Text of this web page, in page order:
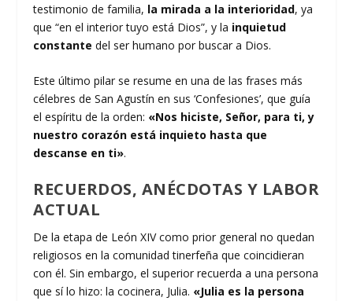
testimonio de familia, la mirada a la interioridad, ya
que “en el interior tuyo está Dios”, y la inquietud
constante del ser humano por buscar a Dios.
Este último pilar se resume en una de las frases más
célebres de San Agustín en sus ‘Confesiones’, que guía
el espíritu de la orden: «Nos hiciste, Señor, para ti, y
nuestro corazón está inquieto hasta que
descanse en ti».
RECUERDOS, ANÉCDOTAS Y LABOR
ACTUAL
De la etapa de León XIV como prior general no quedan
religiosos en la comunidad tinerfeña que coincidieran
con él. Sin embargo, el superior recuerda a una persona
que sí lo hizo: la cocinera, Julia. «Julia es la persona